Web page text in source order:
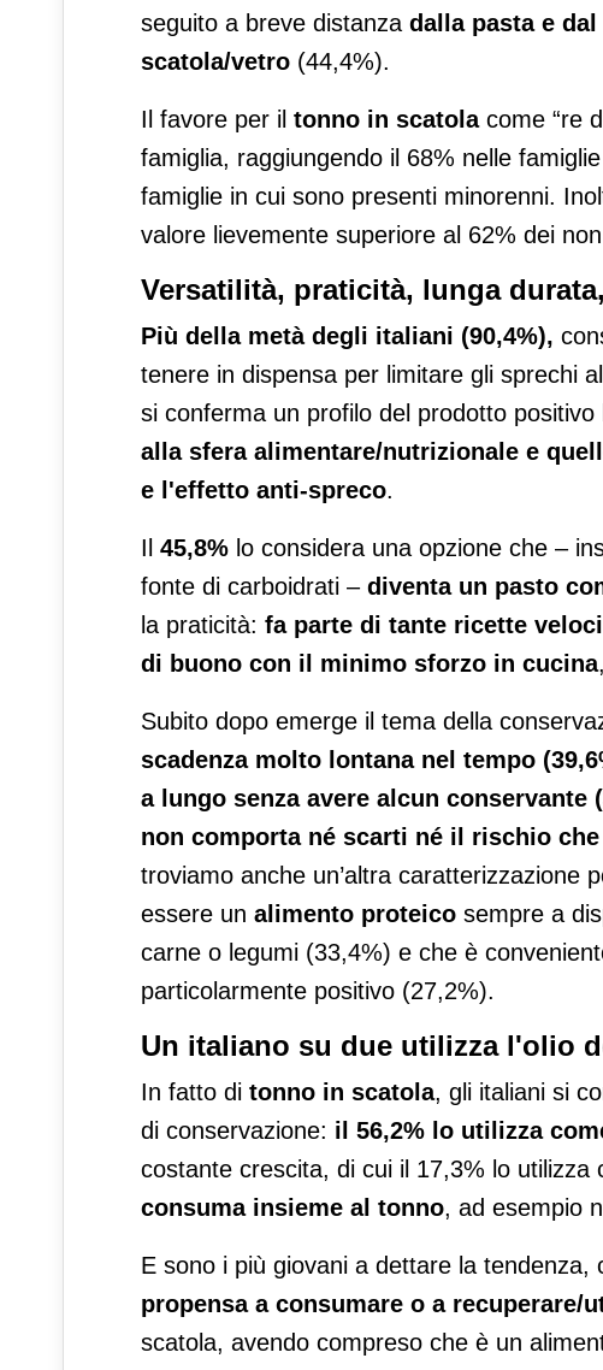
seguito a breve distanza dalla pasta e
scatola/vetro (44,4%).
Il favore per il tonno in scatolacome “re
famiglia, raggiungendo il 68% nelle
famiglie in cui sono presenti minorenni.
valore lievemente superiore al 62% dei
Versatilità, praticità, lunga
Più della metà degli italiani (90,4%),
tenere in dispensa per limitare gli sprechi
si conferma un profilo del prodotto positivo
alla sfera alimentare/nutrizionale e
e l'effetto anti-spreco.
Il 45,8% lo considera una opzione che –
fonte di carboidrati – diventa un pasto
la praticità: fa parte di tante ricette veloci
di buono con il minimo sforzo in cucina
Subito dopo emerge il tema della
scadenza molto lontana nel tempo
a lungo senza avere alcun conservante
non comporta né scarti né il rischio che
troviamo anche un’altra caratterizzazione
essere un alimento proteico sempre a
carne o legumi (33,4%) e che è
particolarmente positivo (27,2%).
Un italiano su due utilizza l'olio
In fatto di tonno in scatola, gli italiani si
di conservazione: il 56,2% lo utilizza
costante crescita, di cui il 17,3% lo utilizza
consuma insieme al tonno, ad esempio
E sono i più giovani a dettare la tendenza,
propensa a consumare o a recuperare/
scatola, avendo compreso che è un